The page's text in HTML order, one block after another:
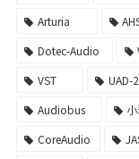
Arturia
Dotec-Audio
VST
UAD-2
Audiobus
CoreAudio